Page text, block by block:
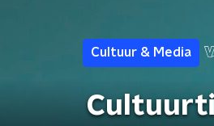
Cultuur & Media